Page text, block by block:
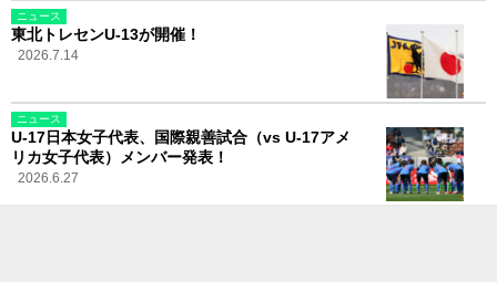
ニュース
東北トレセンU-13が開催！
2026.7.14
ニュース
U-17日本女子代表、国際親善試合（vs U-17アメ
リカ女子代表）メンバー発表！
2026.6.27